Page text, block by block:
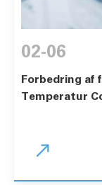
02-06
Forbedring af
Temperatur
